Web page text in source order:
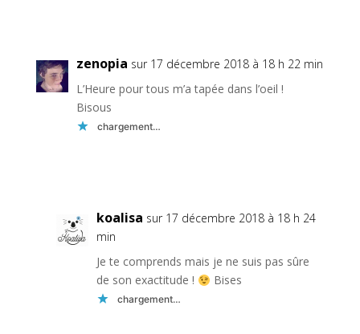
zenopia sur 17 décembre 2018 à 18 h 22 min
L’Heure pour tous m’a tapée dans l’oeil !
Bisous
chargement…
koalisa sur 17 décembre 2018 à 18 h 24
min
Je te comprends mais je ne suis pas sûre
de son exactitude !
Bises
chargement…